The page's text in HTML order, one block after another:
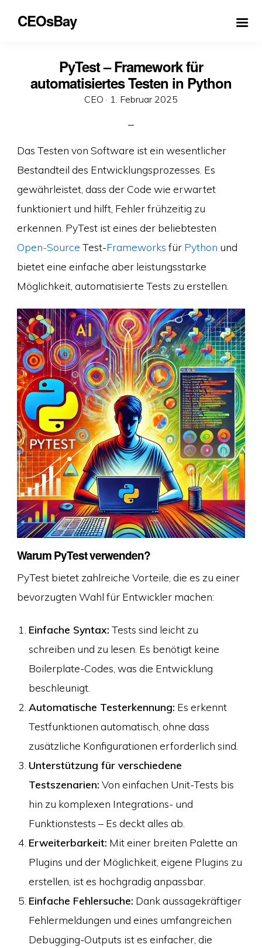
CEOsBay
PyTest – Framework für
automatisiertes Testen in Python
CEO · Veröffentlicht
1. Februar 2025
Das Testen von Software ist ein wesentlicher
Bestandteil des Entwicklungsprozesses. Es
gewährleistet, dass der Code wie erwartet
funktioniert und hilft, Fehler frühzeitig zu
erkennen. PyTest ist eines der beliebtesten
Open-Source Test-Frameworks für Python und
bietet eine einfache aber leistungsstarke
Möglichkeit, automatisierte Tests zu erstellen.
Warum PyTest verwenden?
PyTest bietet zahlreiche Vorteile, die es zu einer
bevorzugten Wahl für Entwickler machen:
Einfache Syntax: Tests sind leicht zu
schreiben und zu lesen. Es benötigt keine
Boilerplate-Codes, was die Entwicklung
beschleunigt.
Automatische Testerkennung: Es erkennt
Testfunktionen automatisch, ohne dass
zusätzliche Konfigurationen erforderlich sind.
Unterstützung für verschiedene
Testszenarien: Von einfachen Unit-Tests bis
hin zu komplexen Integrations- und
Funktionstests – Es deckt alles ab.
Erweiterbarkeit: Mit einer breiten Palette an
Plugins und der Möglichkeit, eigene Plugins zu
erstellen, ist es hochgradig anpassbar.
Einfache Fehlersuche: Dank aussagekräftiger
Fehlermeldungen und eines umfangreichen
Debugging-Outputs ist es einfacher, die